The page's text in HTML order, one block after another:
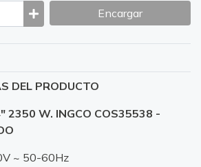
Encargar
DEL PRODUCTO
2350 W. INGCO COS35538 -
~ 50-60Hz